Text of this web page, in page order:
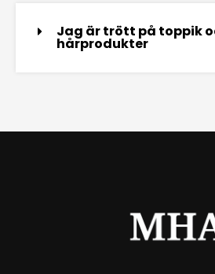
Jag är trött på toppik
hårprodukter